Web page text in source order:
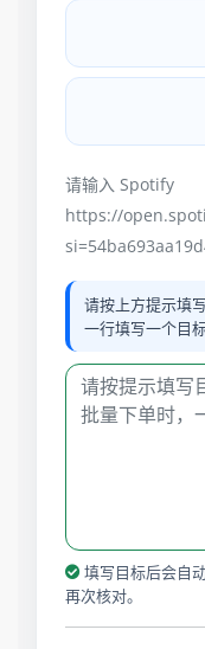
请输入 Spotify
https://
请按上方提示填
一行填写一个目标
填写目标后会自
再次核对。